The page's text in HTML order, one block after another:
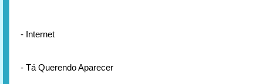
- Internet
- Tá Querendo Aparecer